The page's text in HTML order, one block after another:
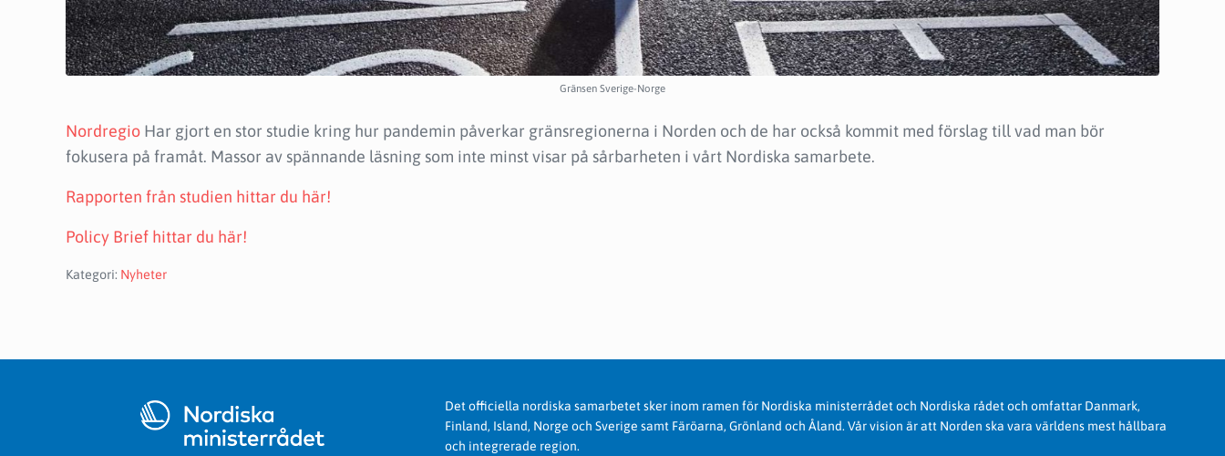
Gränsen Sverige-Norge
Nordregio Har gjort en stor studie kring hur pandemin påverkar gränsregionerna i Norden och de har också kommit med förslag till vad man bör
fokusera på framåt. Massor av spännande läsning som inte minst visar på sårbarheten i vårt Nordiska samarbete.
Rapporten från studien hittar du här!
Policy Brief hittar du här!
Kategori: Nyheter
Det officiella nordiska samarbetet sker inom ramen för Nordiska ministerrådet och Nordiska rådet och omfattar Danmark,
Finland, Island, Norge och Sverige samt Färöarna, Grönland och Åland. Vår vision är att Norden ska vara världens mest hållbara
och integrerade region.